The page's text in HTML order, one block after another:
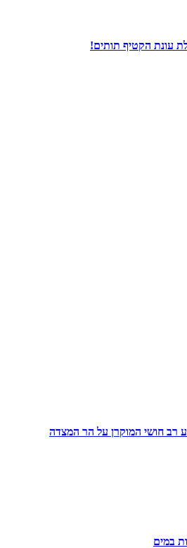
עונת הקטיף תותים!
רב חושי המוקרן על הר המצדה
במים